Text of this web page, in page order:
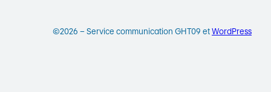
©2026 – Service communication GHT09 et WordPress